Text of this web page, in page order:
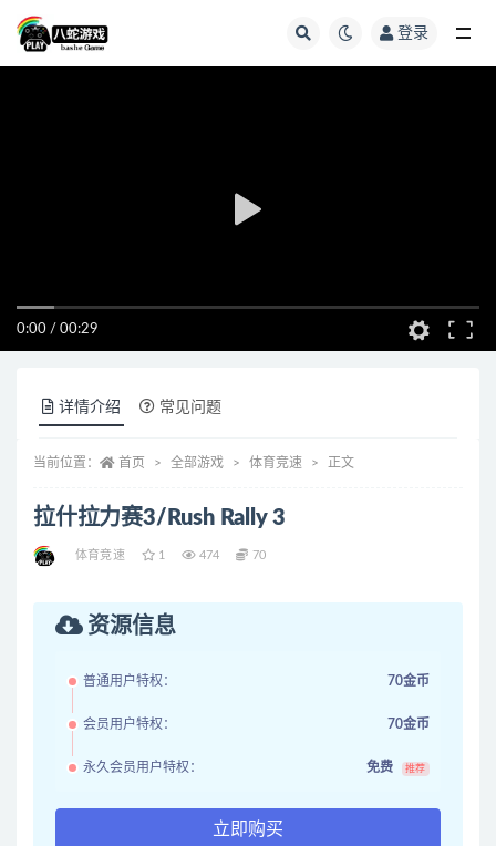
登录
0:00 / 00:29
详情介绍 常见问题
当前位置： 首页 全部游戏 体育竞速 正文
拉什拉力赛3/Rush Rally 3
体育竞速 1 474 70
资源信息
普通用户特权： 70金币
会员用户特权： 70金币
永久会员用户特权： 免费 推荐
立即购买